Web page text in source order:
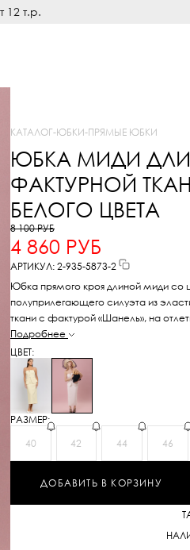
12 т.р.
КАТАЛОГ-ЮБКИ-ПРЯМЫЕ ЮБКИ
ЮБКА МИДИ
ФАКТУРНОЙ
БЕЛОГО ЦВЕТА
8 100 РУБ
4 860 РУБ
АРТИКУЛ: 2-935-5873-2
Юбка прямого кроя длиной миди со
полуприлегающего силуэта из
ткани с фактурой «Шанель», на
вискозы.
Подробнее
ЦВЕТ:
РАЗМЕР:
40
42 44 46
ДОБАВИТЬ В КОРЗИНУ